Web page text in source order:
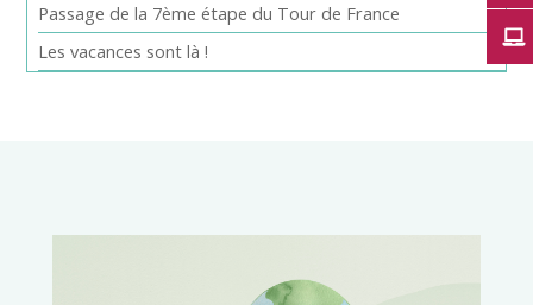
Passage de la 7ème étape du Tour de France
Les vacances sont là !